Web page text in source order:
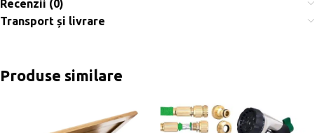
Recenzii (0)
Transport și livrare
Produse similare